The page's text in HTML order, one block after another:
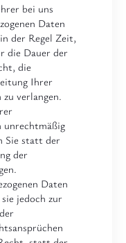
bei uns
Daten
der Regel Zeit,
die Dauer der
die
Ihrer
verlangen.
unrechtmäßig
Sie statt der
der
Daten
jedoch zur